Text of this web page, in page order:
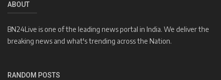
ABOUT
BN24Live is one of the leading news portal in India. We deliver the
breaking news and what's trending across the Nation.
RANDOM POSTS